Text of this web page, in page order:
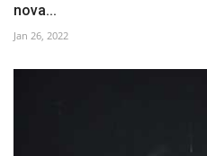
nova...
Jan 26, 2022